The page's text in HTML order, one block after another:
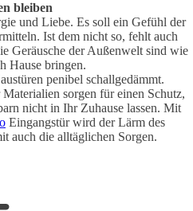
bleiben
und Liebe. Es soll ein Gefühl der
Ist dem nicht so, fehlt auch
Geräusche der Außenwelt sind wie
Hause bringen.
penibel schallgedämmt.
sorgen für einen Schutz,
nicht in Ihr Zuhause lassen. Mit
Eingangstür wird der Lärm des
auch die alltäglichen Sorgen.